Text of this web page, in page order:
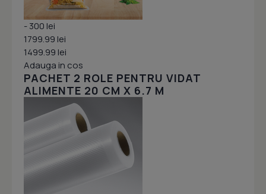
- 300 lei
1799.99 lei
1499.99 lei
Adauga in cos
PACHET 2 ROLE PENTRU VIDAT
ALIMENTE 20 CM X 6.7 M